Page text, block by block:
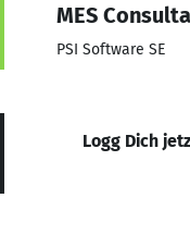
MES
PSI Software SE
Logg Dich